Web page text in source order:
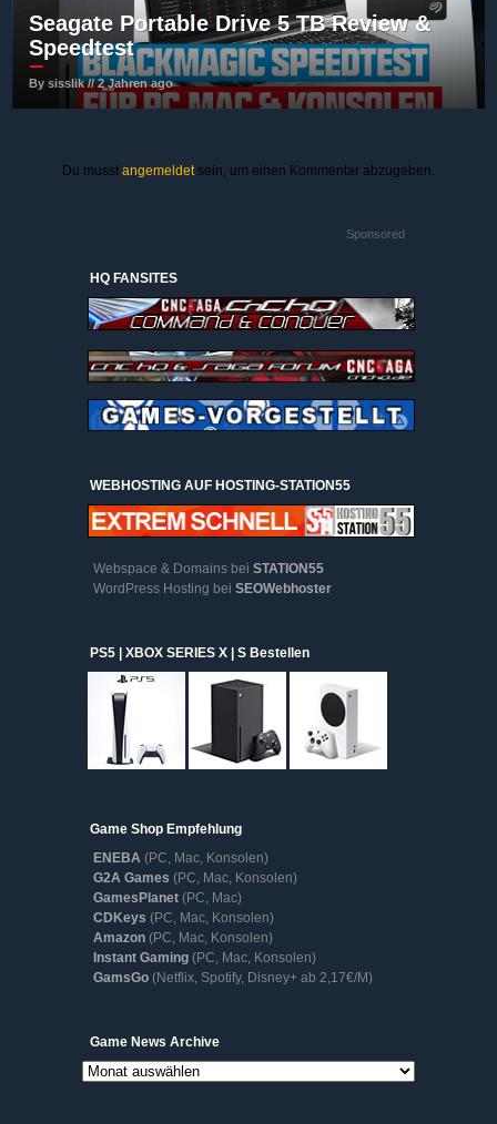
Seagate Portable Drive 5 TB Review &
Speedtest
By sisslik // 2 Jahren ago
Du musst angemeldetsein, um einen Kommentar abzugeben.
Sponsored
HQ FANSITES
WEBHOSTING AUF HOSTING-STATION55
Webspace & Domains bei STATION55
WordPress Hosting bei SEOWebhoster
PS5 | XBOX SERIES X | S Bestellen
Game Shop Empfehlung
ENEBA (PC, Mac, Konsolen)
G2A Games (PC, Mac, Konsolen)
GamesPlanet (PC, Mac)
CDKeys (PC, Mac, Konsolen)
Amazon (PC, Mac, Konsolen)
Instant Gaming (PC, Mac, Konsolen)
GamsGo (Netflix, Spotify, Disney+ ab 2,17€/M)
Game News ArchiveGame
News
Archive